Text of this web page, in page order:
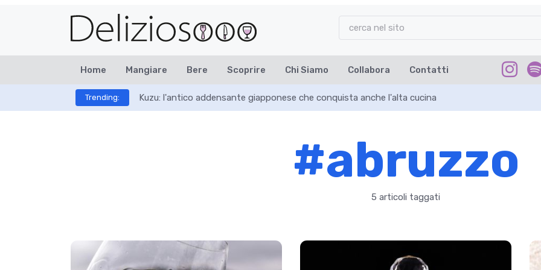
Home Mangiare Bere Scoprire Chi Siamo Collabora Contatti
Trending: Kuzu: l'antico addensante giapponese che conquista anche l'alta cucina
#abruzzo
5 articoli taggati